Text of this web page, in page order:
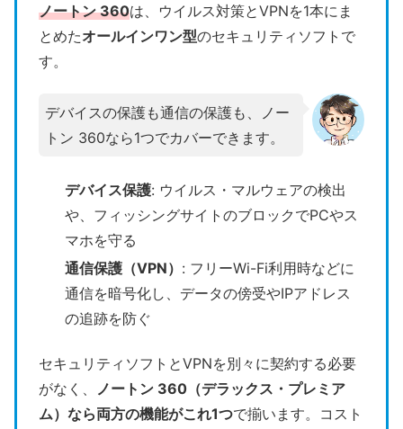
ノートン 360は、ウイルス対策とVPNを1本にま
とめたオールインワン型のセキュリティソフトで
す。
デバイスの保護も通信の保護も、ノー
トン 360なら1つでカバーできます。
デバイス保護: ウイルス・マルウェアの検出
や、フィッシングサイトのブロックでPCやス
マホを守る
通信保護（VPN） : フリーWi-Fi利用時などに
通信を暗号化し、データの傍受やIPアドレス
の追跡を防ぐ
セキュリティソフトとVPNを別々に契約する必要
がなく、 ノートン 360（デラックス・プレミア
ム）なら両方の機能がこれ1つで揃います。コスト